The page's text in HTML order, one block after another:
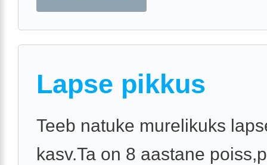
Lapse pikkus
Teeb natuke murelikuks
kasv.Ta on 8 aastane